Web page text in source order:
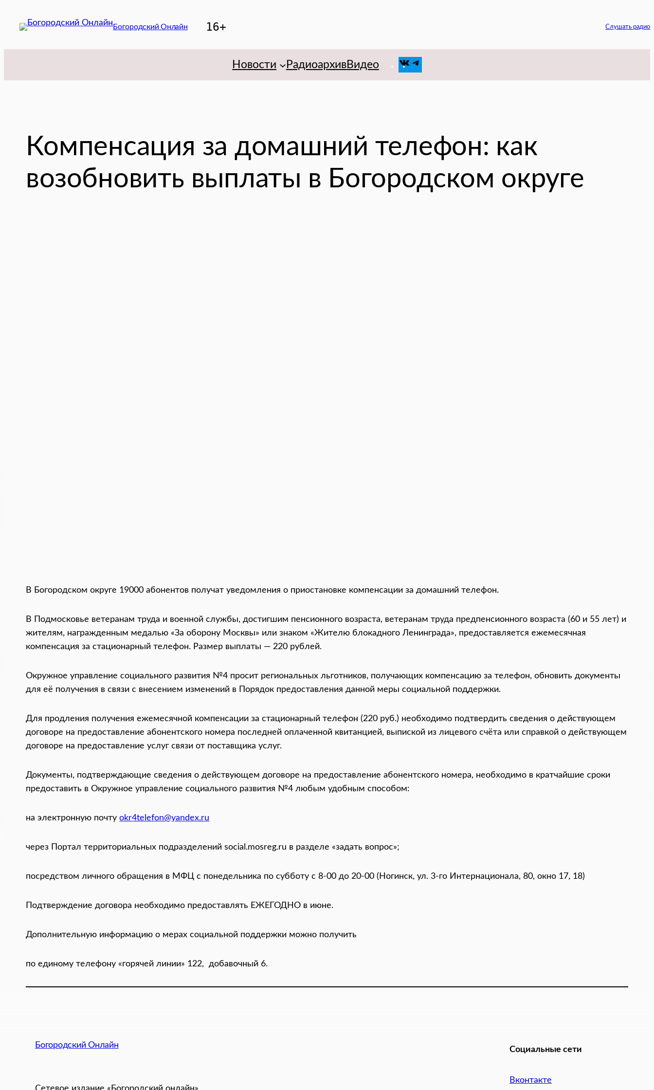
Богородский Онлайн 16+ Слушать радио
Новости РадиоархивВидео VK
Компенсация за домашний телефон: как
возобновить выплаты в Богородском округе
В Богородском округе 19000 абонентов получат уведомления о приостановке компенсации за домашний телефон.
В Подмосковье ветеранам труда и военной службы, достигшим пенсионного возраста, ветеранам труда предпенсионного возраста (60 и 55 лет) и
жителям, награжденным медалью «За оборону Москвы» или знаком «Жителю блокадного Ленинграда», предоставляется ежемесячная
компенсация за стационарный телефон. Размер выплаты — 220 рублей.
Окружное управление социального развития №4 просит региональных льготников, получающих компенсацию за телефон, обновить документы
для её получения в связи с внесением изменений в Порядок предоставления данной меры социальной поддержки.
Для продления получения ежемесячной компенсации за стационарный телефон (220 руб.) необходимо подтвердить сведения о действующем
договоре на предоставление абонентского номера последней оплаченной квитанцией, выпиской из лицевого счёта или справкой о действующем
договоре на предоставление услуг связи от поставщика услуг.
Документы, подтверждающие сведения о действующем договоре на предоставление абонентского номера, необходимо в кратчайшие сроки
предоставить в Окружное управление социального развития №4 любым удобным способом:
на электронную почтуokr4telefon@yandex.ru
через Портал территориальных подразделений social.mosreg.ru в разделе «задать вопрос»;
посредством личного обращения в МФЦ с понедельника по субботу с 8-00 до 20-00 (Ногинск, ул. 3-го Интернационала, 80, окно 17, 18)
Подтверждение договора необходимо предоставлять ЕЖЕГОДНО в июне.
Дополнительную информацию о мерах социальной поддержки можно получить
по единому телефону «горячей линии» 122, добавочный 6.
Богородский Онлайн
Сетевое издание «Богородский онлайн»
Социальные сети
Вконтакте